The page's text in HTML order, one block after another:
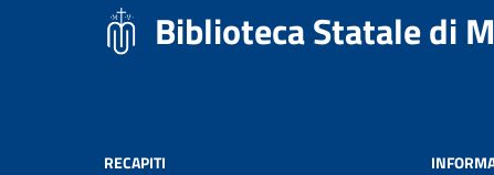
Biblioteca Statale di
RECAPITI